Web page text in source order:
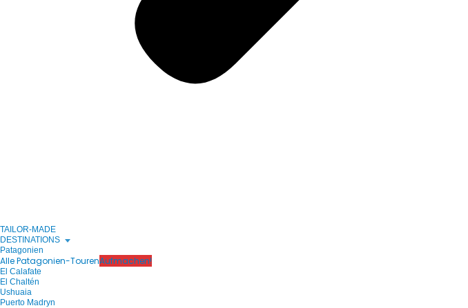
TAILOR-MADE
DESTINATIONS
Patagonien
Alle Patagonien-TourenAufmachen!
El Calafate
El Chaltén
Ushuaia
Puerto Madryn